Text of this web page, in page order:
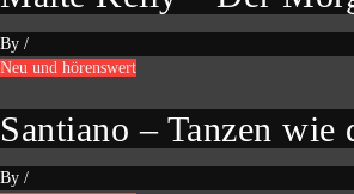
By /
Neu und hörenswert
Santiano – Tanzen wie
By /